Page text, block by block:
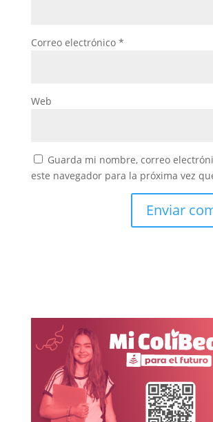
Correo electrónico *
Web
Guarda mi nombre, correo
este navegador para la próxima vez